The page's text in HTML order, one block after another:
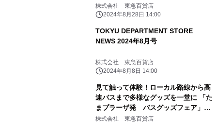
日（火）から承り開始
株式会社 東急百貨店
2024年8月28日 14:00
TOKYU DEPARTMENT STORE
NEWS 2024年8月号
株式会社 東急百貨店
2024年8月8日 14:00
見て触って体験！ローカル路線から高
速バスまで多様なグッズを一堂に 「た
まプラーザ発 バスグッズフェア」を
開催
株式会社 東急百貨店